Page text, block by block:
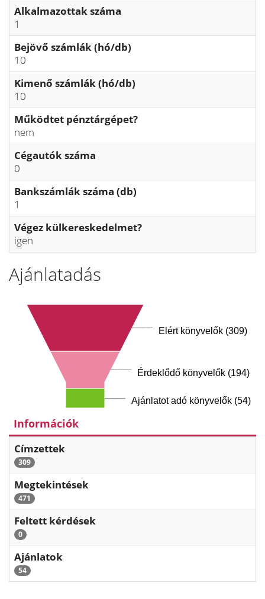
Alkalmazottak száma
1
Bejövő számlák (hó/db)
10
Kimenő számlák (hó/db)
10
Működtet pénztárgépet?
nem
Cégautók száma
0
Bankszámlák száma (db)
1
Végez külkereskedelmet?
igen
Ajánlatadás
Elért könyvelők (309)
Érdeklődő könyvelők (194)
Ajánlatot adó könyvelők (54)
Információk
Címzettek
309
Megtekintések
471
Feltett kérdések
0
Ajánlatok
54